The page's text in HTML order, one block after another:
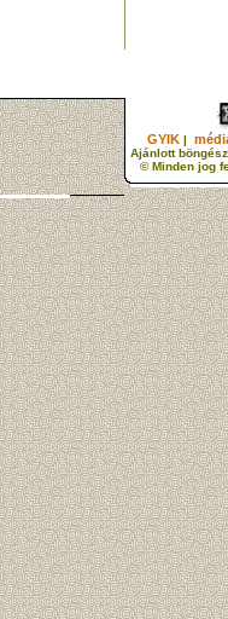
GYIK |
Ajánlott
© Minden jog